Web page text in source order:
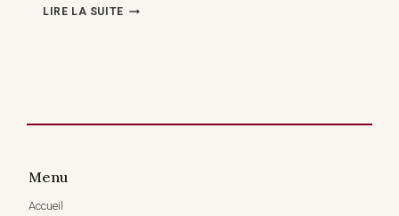
LIRE LA SUITERÉCEPTION
LE
Menu
Accueil